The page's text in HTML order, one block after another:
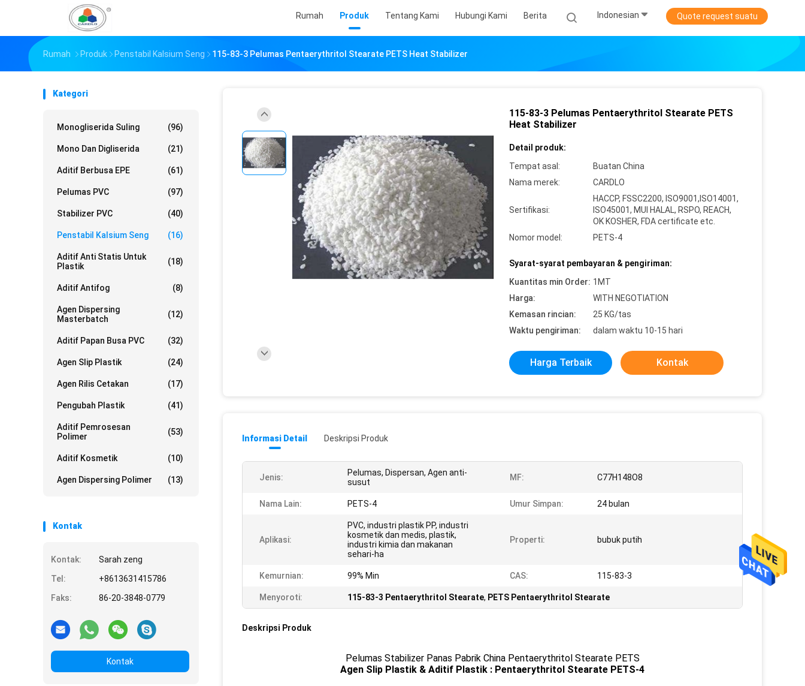
Rumah Produk Tentang Kami Hubungi Kami Berita Indonesian Quote request suatu
Rumah Produk Penstabil Kalsium Seng 115-83-3 Pelumas Pentaerythritol Stearate PETS Heat Stabilizer
Kategori
Monogliserida Suling (96)
Mono Dan Digliserida (21)
Aditif Berbusa EPE (61)
Pelumas PVC (97)
Stabilizer PVC (40)
Penstabil Kalsium Seng (16)
Aditif Anti Statis Untuk
Plastik
(18)
Aditif Antifog (8)
Agen Dispersing
Masterbatch
(12)
Aditif Papan Busa PVC (32)
Agen Slip Plastik (24)
Agen Rilis Cetakan (17)
Pengubah Plastik (41)
Aditif Pemrosesan
Polimer
(53)
Aditif Kosmetik (10)
Agen Dispersing Polimer (13)
Kontak
Kontak:
Sarah zeng
Tel:
+8613631415786
Faks:
86-20-3848-0779
Kontak
115-83-3 Pelumas Pentaerythritol Stearate PETS
Heat Stabilizer
Detail produk:
Tempat asal:
Buatan China
Nama merek:
CARDLO
Sertifikasi:
HACCP, FSSC2200, ISO9001,ISO14001,
ISO45001, MUI HALAL, RSPO, REACH,
OK KOSHER, FDA certificate etc.
Nomor model:
PETS-4
Syarat-syarat pembayaran & pengiriman:
Kuantitas min Order: 1MT
Harga:
WITH NEGOTIATION
Kemasan rincian:
25 KG/tas
Waktu pengiriman:
dalam waktu 10-15 hari
Harga Terbaik Kontak
Informasi Detail Deskripsi Produk
Jenis:
Pelumas, Dispersan, Agen anti-
susut
MF: C77H148O8
Nama Lain: PETS-4 Umur Simpan: 24 bulan
Aplikasi:
PVC, industri plastik PP, industri
kosmetik dan medis, plastik,
industri kimia dan makanan
sehari-ha
Properti: bubuk putih
Kemurnian: 99% Min CAS: 115-83-3
Menyoroti: 115-83-3 Pentaerythritol Stearate, PETS Pentaerythritol Stearate
Deskripsi Produk
Pelumas Stabilizer Panas Pabrik China Pentaerythritol Stearate PETS
Agen Slip Plastik & Aditif Plastik : Pentaerythritol Stearate PETS-4